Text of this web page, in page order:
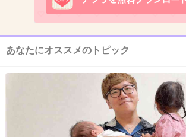
+58
あなたにオススメのトピック